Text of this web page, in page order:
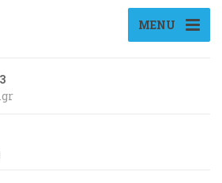
MENU